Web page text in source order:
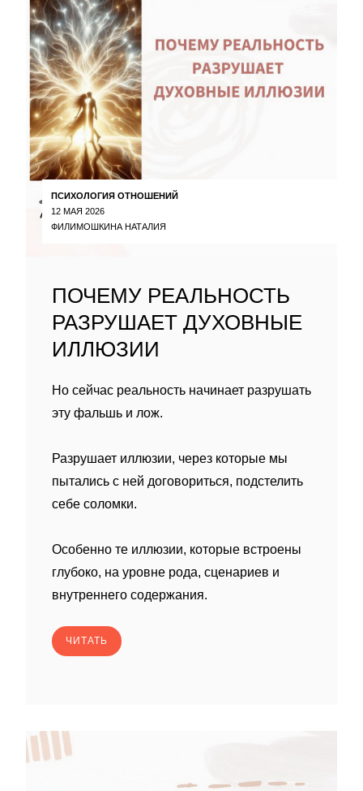
ПСИХОЛОГИЯ ОТНОШЕНИЙ
12 МАЯ 2026
ФИЛИМОШКИНА НАТАЛИЯ
ПОЧЕМУ РЕАЛЬНОСТЬ
РАЗРУШАЕТ ДУХОВНЫЕ
ИЛЛЮЗИИ
Но сейчас реальность начинает разрушать
эту фальшь и лож.
Разрушает иллюзии, через которые мы
пытались с ней договориться, подстелить
себе соломки.
Особенно те иллюзии, которые встроены
глубоко, на уровне рода, сценариев и
внутреннего содержания.
ЧИТАТЬ